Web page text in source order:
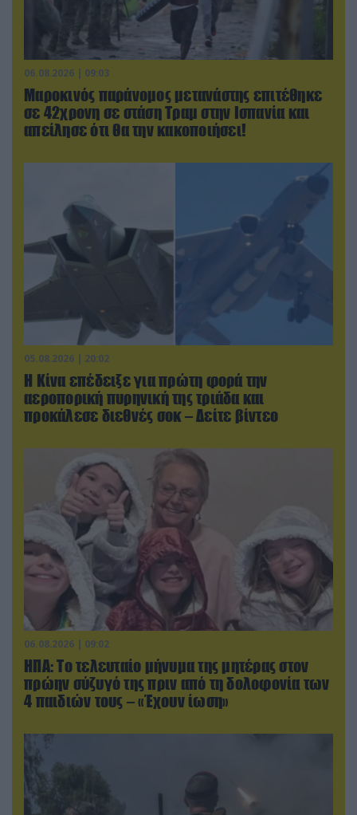
06.08.2026 | 09:03
Μαροκινός παράνομος μετανάστης επιτέθηκε
σε 42χρονη σε στάση Τραμ στην Ισπανία και
απείλησε ότι θα την κακοποιήσει!
05.08.2026 | 20:02
Η Κίνα επέδειξε για πρώτη φορά την
αεροπορική πυρηνική της τριάδα και
προκάλεσε διεθνές σοκ – Δείτε βίντεο
06.08.2026 | 09:02
ΗΠΑ: Το τελευταίο μήνυμα της μητέρας στον
πρώην σύζυγό της πριν από τη δολοφονία των
4 παιδιών τους – «Έχουν ίωση»